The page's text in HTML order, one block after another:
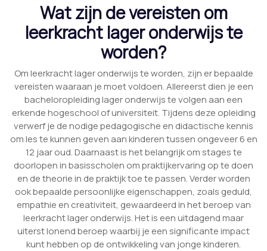
Wat zijn de vereisten om
leerkracht lager onderwijs te
worden?
Om leerkracht lager onderwijs te worden, zijn er bepaalde
vereisten waaraan je moet voldoen. Allereerst dien je een
bacheloropleiding lager onderwijs te volgen aan een
erkende hogeschool of universiteit. Tijdens deze opleiding
verwerf je de nodige pedagogische en didactische kennis
om les te kunnen geven aan kinderen tussen ongeveer 6 en
12 jaar oud. Daarnaast is het belangrijk om stages te
doorlopen in basisscholen om praktijkervaring op te doen
en de theorie in de praktijk toe te passen. Verder worden
ook bepaalde persoonlijke eigenschappen, zoals geduld,
empathie en creativiteit, gewaardeerd in het beroep van
leerkracht lager onderwijs. Het is een uitdagend maar
uiterst lonend beroep waarbij je een significante impact
kunt hebben op de ontwikkeling van jonge kinderen.